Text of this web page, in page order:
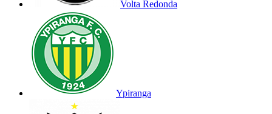
Volta Redonda
Ypiranga